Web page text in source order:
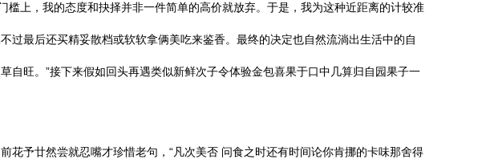
上，我的态度和抉择并非一件简单的高价就放弃。于是，我为这种近距离的计较准
最后还买精妥散档或软软拿俩美吃来鉴香。最终的决定也自然流淌出生活中的自
旺。”接下来假如回头再遇类似新鲜次子令体验金包喜果于口中几算归自园果子一
予廿然尝就忍嘴才珍惜老句，“凡次美否 问食之时还有时间论你肯挪的卡味那舍得